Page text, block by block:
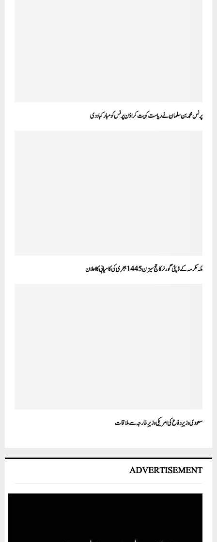
پرنس محمد بن سلمان نے ریاست کویت کراؤن پرنس کو مبارکباد دی
مکہ مکرمہ کے ڈپٹی گورنر کا حج سیزن 1445ہجری کی کامیابی کا اعلان
سعودی وزیرِ دفاع کی امریکی وزیرِ خارجہ سے ملاقات
ADVERTISEMENT